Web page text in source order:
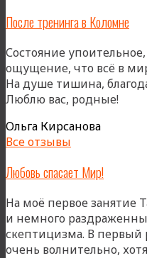
После тренинга в Коломне
Состояние
ощущение, что всё в
На душе тишина,
Люблю вас, родные!
Ольга Кирсанова
Все отзывы
Любовь спасает Мир!
На моё первое занятие
и немного
скептицизма. В первый
очень волнительно,